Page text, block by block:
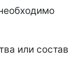
или состав